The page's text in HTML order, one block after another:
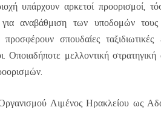
υπάρχουν αρκετοί προορισμοί,
για αναβάθμιση των υποδομών
σπουδαίες
Οποιαδήποτε μελλοντική
Λιμένος Ηρακλείου ως